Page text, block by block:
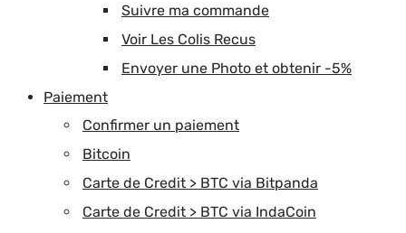
Suivre ma commande
Voir Les Colis Recus
Envoyer une Photo et obtenir -5%
Paiement
Confirmer un paiement
Bitcoin
Carte de Credit > BTC via Bitpanda
Carte de Credit > BTC via IndaCoin